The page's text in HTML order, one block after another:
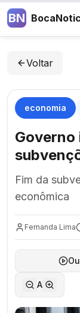
BN
Voltar
economia
Governo
Fim da
econômica
Fernanda Lima
A